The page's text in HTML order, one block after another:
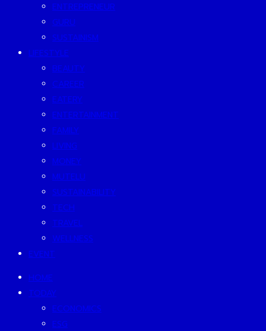
ENTREPRENEUR
GURU
SUSTAINISM
LIFESTYLE
BEAUTY
CAREER
EATERY
ENTERTAINMENT
FAMILY
LIVING
MONEY
MUTELU
SUSTAINABILITY
TECH
TRAVEL
WELLNESS
EVENT
HOME
TODAY
ECONOMICS
ESG